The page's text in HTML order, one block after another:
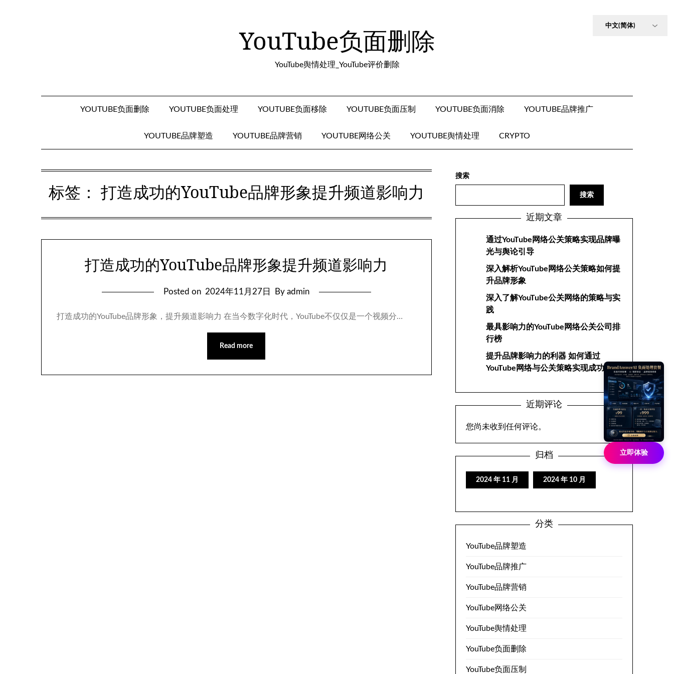
YouTube负面删除
YouTube舆情处理_YouTube评价删除
YOUTUBE负面删除 YOUTUBE负面处理 YOUTUBE负面移除 YOUTUBE负面压制 YOUTUBE负面消除 YOUTUBE品牌推广
YOUTUBE品牌塑造 YOUTUBE品牌营销 YOUTUBE网络公关 YOUTUBE舆情处理 CRYPTO
标签： 打造成功的YouTube品牌形象提升频道影响力
打造成功的YouTube品牌形象提升频道影响力
Posted on 2024年11月27日 By admin
打造成功的YouTube品牌形象，提升频道影响力 在当今数字化时代，YouTube不仅仅是一个视频分…
Read more
搜索
搜索
近期文章
通过YouTube网络公关策略实现品牌曝
光与舆论引导
深入解析YouTube网络公关策略如何提
升品牌形象
深入了解YouTube公关网络的策略与实
践
最具影响力的YouTube网络公关公司排
行榜
提升品牌影响力的利器 如何通过
YouTube网络与公关策略实现成功
近期评论
您尚未收到任何评论。
归档
2024 年 11 月 2024 年 10 月
分类
YouTube品牌塑造
YouTube品牌推广
YouTube品牌营销
YouTube网络公关
YouTube舆情处理
YouTube负面删除
YouTube负面压制
立即体验